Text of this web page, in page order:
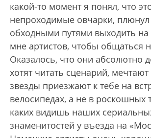
какой-то момент я понял, что
непроходимые овчарки,
обходными путями выходить на
мне артистов, чтобы общаться
Оказалось, что они абсолютно
хотят читать сценарий,
звезды приезжают к тебе на
велосипедах, а не в роскошных
каких видишь наших
знаменитостей у въезда на